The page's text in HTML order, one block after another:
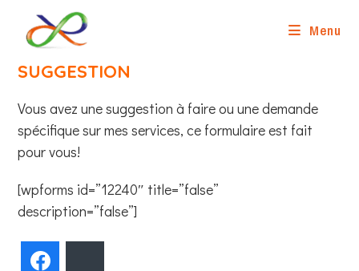
content
Menu
SUGGESTION
Vous avez une suggestion à faire ou une demande
spécifique sur mes services, ce formulaire est fait
pour vous!
[wpforms id=”12240″ title=”false”
description=”false”]